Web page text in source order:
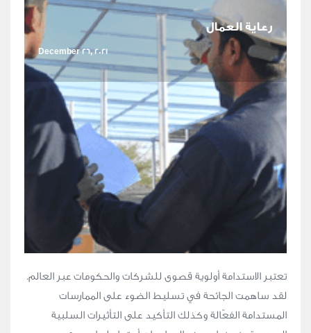
رعاية العمال
December 26, 2021
تعتبر الاستدامة أولوية قصوى للشركات والحكومات عبر العالم.
لقد ساهمت الجائحة في تسليط الضوء على الممارسات
المستدامة الفعّالة وكذلك التأكيد على التأثيرات السلبية